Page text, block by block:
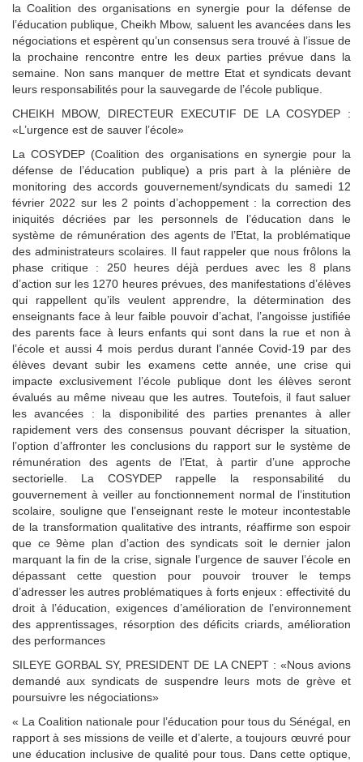
la Coalition des organisations en synergie pour la défense de
l’éducation publique, Cheikh Mbow, saluent les avancées dans les
négociations et espèrent qu’un consensus sera trouvé à l’issue de
la prochaine rencontre entre les deux parties prévue dans la
semaine. Non sans manquer de mettre Etat et syndicats devant
leurs responsabilités pour la sauvegarde de l’école publique.
CHEIKH MBOW, DIRECTEUR EXECUTIF DE LA COSYDEP :
«L’urgence est de sauver l’école»
La COSYDEP (Coalition des organisations en synergie pour la
défense de l’éducation publique) a pris part à la plénière de
monitoring des accords gouvernement/syndicats du samedi 12
février 2022 sur les 2 points d’achoppement : la correction des
iniquités décriées par les personnels de l’éducation dans le
système de rémunération des agents de l’Etat, la problématique
des administrateurs scolaires. Il faut rappeler que nous frôlons la
phase critique : 250 heures déjà perdues avec les 8 plans
d’action sur les 1270 heures prévues, des manifestations d’élèves
qui rappellent qu’ils veulent apprendre, la détermination des
enseignants face à leur faible pouvoir d’achat, l’angoisse justifiée
des parents face à leurs enfants qui sont dans la rue et non à
l’école et aussi 4 mois perdus durant l’année Covid-19 par des
élèves devant subir les examens cette année, une crise qui
impacte exclusivement l’école publique dont les élèves seront
évalués au même niveau que les autres. Toutefois, il faut saluer
les avancées : la disponibilité des parties prenantes à aller
rapidement vers des consensus pouvant décrisper la situation,
l’option d’affronter les conclusions du rapport sur le système de
rémunération des agents de l’Etat, à partir d’une approche
sectorielle. La COSYDEP rappelle la responsabilité du
gouvernement à veiller au fonctionnement normal de l’institution
scolaire, souligne que l’enseignant reste le moteur incontestable
de la transformation qualitative des intrants, réaffirme son espoir
que ce 9ème plan d’action des syndicats soit le dernier jalon
marquant la fin de la crise, signale l’urgence de sauver l’école en
dépassant cette question pour pouvoir trouver le temps
d’adresser les autres problématiques à forts enjeux : effectivité du
droit à l’éducation, exigences d’amélioration de l’environnement
des apprentissages, résorption des déficits criards, amélioration
des performances
SILEYE GORBAL SY, PRESIDENT DE LA CNEPT : «Nous avions
demandé aux syndicats de suspendre leurs mots de grève et
poursuivre les négociations»
« La Coalition nationale pour l’éducation pour tous du Sénégal, en
rapport à ses missions de veille et d’alerte, a toujours œuvré pour
une éducation inclusive de qualité pour tous. Dans cette optique,